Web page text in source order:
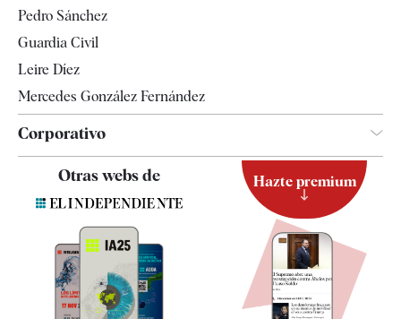
Pedro Sánchez
Guardia Civil
Leire Díez
Mercedes González Fernández
Corporativo
Quiénes somos
Especificaciones
Otras webs de Hazte premium